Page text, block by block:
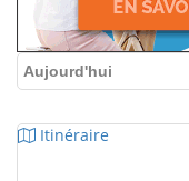
Aujourd'hui
Itinéraire